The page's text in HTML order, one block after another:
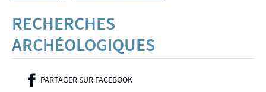
RECHERCHES
ARCHÉOLOGIQUES
PARTAGER SUR FACEBOOK- NOUVELLE FENÊTRE